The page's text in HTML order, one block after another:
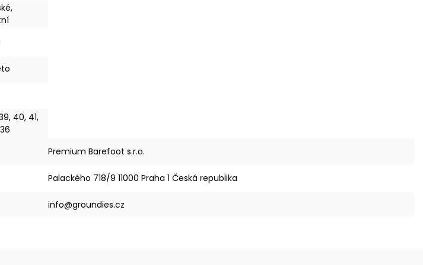
40, 41,
Premium Barefoot s.r.o.
Palackého 718/9 11000 Praha 1 Česká republika
info@groundies.cz